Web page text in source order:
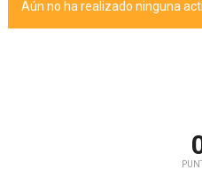
Aún no ha realizado ninguna